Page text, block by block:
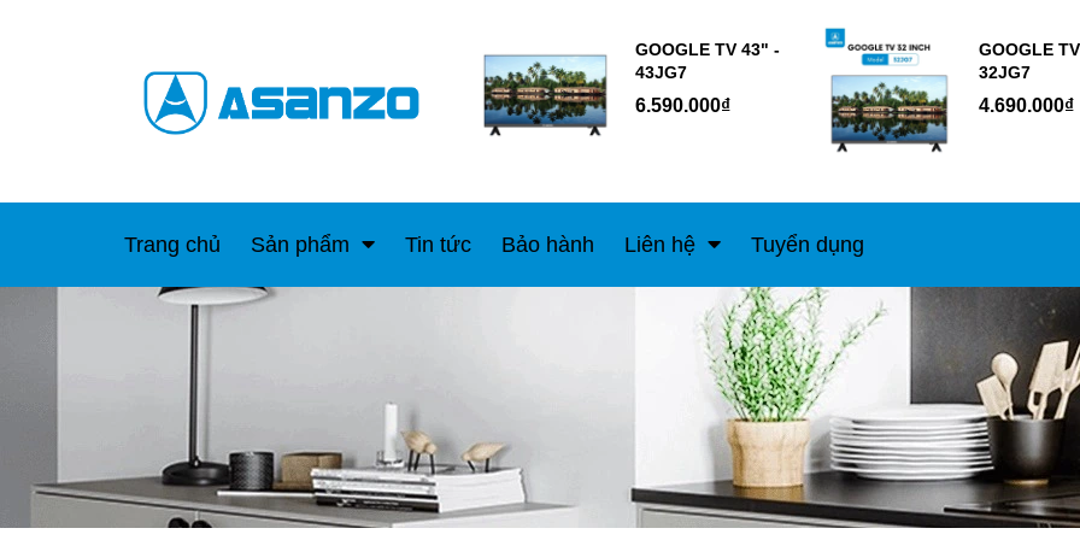
GOOGLE TV 43" -
43JG7
6.590.000₫
GOOGLE
32JG7
4.690.000₫
Trang chủ Sản phẩm Tin tức Bảo hành Liên hệ Tuyển dụng